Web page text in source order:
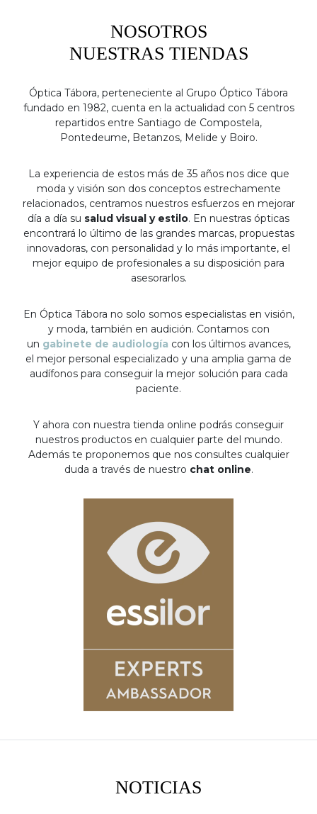
NOSOTROS
NUESTRAS TIENDAS
Óptica Tábora, perteneciente al Grupo Óptico Tábora
fundado en 1982, cuenta en la actualidad con 5 centros
repartidos entre Santiago de Compostela,
Pontedeume, Betanzos, Melide y Boiro.
La experiencia de estos más de 35 años nos dice que
moda y visión son dos conceptos estrechamente
relacionados, centramos nuestros esfuerzos en mejorar
día a día su salud visual y estilo. En nuestras ópticas
encontrará lo último de las grandes marcas, propuestas
innovadoras, con personalidad y lo más importante, el
mejor equipo de profesionales a su disposición para
asesorarlos.
En Óptica Tábora no solo somos especialistas en visión,
y moda, también en audición. Contamos con
un gabinete de audiología con los últimos avances,
el mejor personal especializado y una amplia gama de
audífonos para conseguir la mejor solución para cada
paciente.
Y ahora con nuestra tienda online podrás conseguir
nuestros productos en cualquier parte del mundo.
Además te proponemos que nos consultes cualquier
duda a través de nuestro chat online.
NOTICIAS